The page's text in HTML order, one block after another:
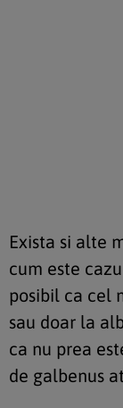
Exista si alte
cum este
posibil ca cel
sau doar la
ca nu prea
de galbenus